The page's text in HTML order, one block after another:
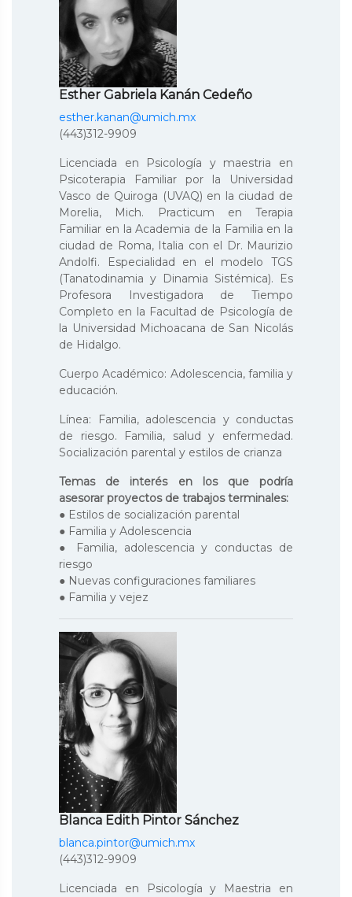
Esther Gabriela Kanán Cedeño
esther.kanan@umich.mx
(443)312-9909
Licenciada en Psicología y maestria en
Psicoterapia Familiar por la Universidad
Vasco de Quiroga (UVAQ) en la ciudad de
Morelia, Mich. Practicum en Terapia
Familiar en la Academia de la Familia en la
ciudad de Roma, Italia con el Dr. Maurizio
Andolfi. Especialidad en el modelo TGS
(Tanatodinamia y Dinamia Sistémica). Es
Profesora Investigadora de Tiempo
Completo en la Facultad de Psicología de
la Universidad Michoacana de San Nicolás
de Hidalgo.
Cuerpo Académico: Adolescencia, familia y
educación.
Línea: Familia, adolescencia y conductas
de riesgo. Familia, salud y enfermedad.
Socialización parental y estilos de crianza
Temas de interés en los que podría
asesorar proyectos de trabajos terminales:
● Estilos de socialización parental
● Familia y Adolescencia
● Familia, adolescencia y conductas de
riesgo
● Nuevas configuraciones familiares
● Familia y vejez
Blanca Edith Pintor Sánchez
blanca.pintor@umich.mx
(443)312-9909
Licenciada en Psicología y Maestria en